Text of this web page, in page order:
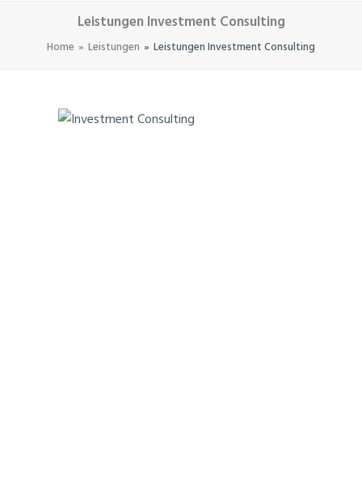
Leistungen Investment Consulting
Home Leistungen Leistungen Investment Consulting